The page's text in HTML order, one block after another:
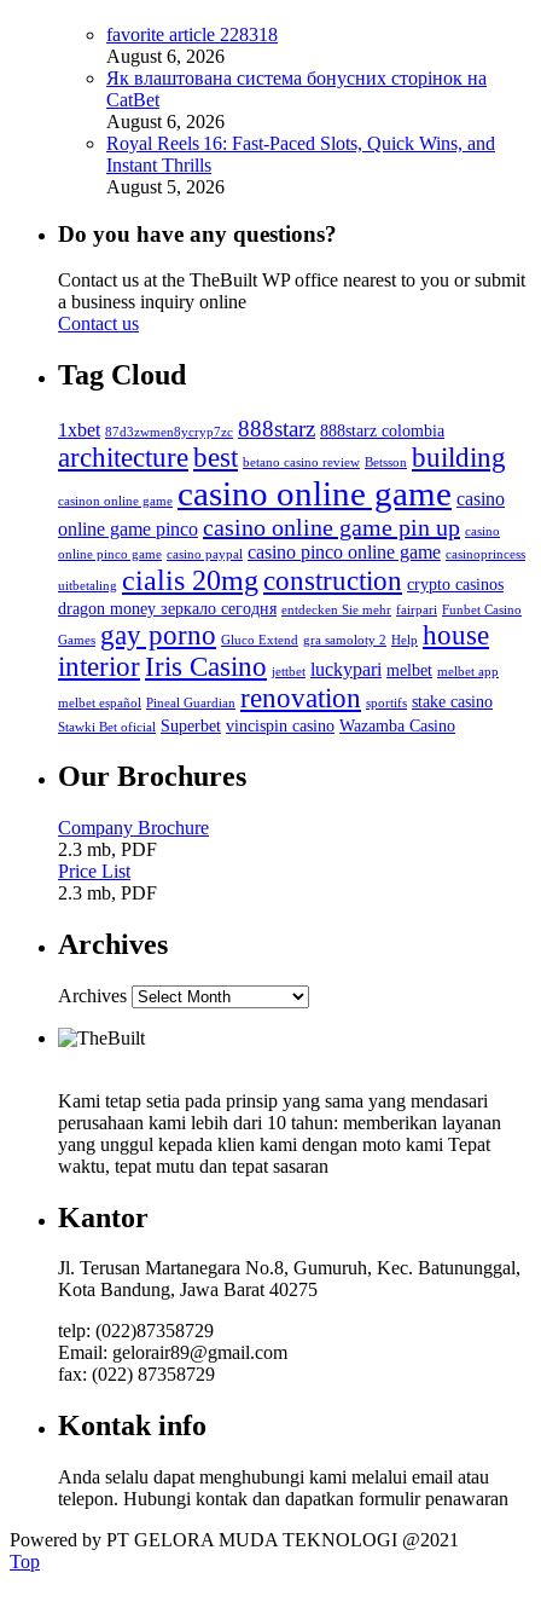
favorite article 228318
August 6, 2026
Як влаштована система бонусних сторінок на
CatBet
August 6, 2026
Royal Reels 16: Fast‑Paced Slots, Quick Wins, and
Instant Thrills
August 5, 2026
Do you have any questions?
Contact us at the TheBuilt WP office nearest to you or submit
a business inquiry online
Contact us
Tag Cloud
1xbet 87d3zwmen8ycryp7zc 888starz 888starz colombia
architecturebest betano casino review Betsson building
casinon online game casino online game casino
online game pinco casino online game pin up casino
online pinco game casino paypal casino pinco online game casinoprincess
uitbetaling cialis 20mg construction crypto casinos
dragon money зеркало сегодня entdecken Sie mehr fairpari Funbet Casino
Games gay porno Gluco Extend gra samoloty 2 Help house
interiorIris Casino jettbet luckypari melbet melbet app
melbet español Pineal Guardian renovation sportifs stake casino
Stawki Bet oficial Superbet vincispin casino Wazamba Casino
Our Brochures
Company Brochure
2.3 mb, PDF
Price List
2.3 mb, PDF
Archives
Archives
Kami tetap setia pada prinsip yang sama yang mendasari
perusahaan kami lebih dari 10 tahun: memberikan layanan
yang unggul kepada klien kami dengan moto kami Tepat
waktu, tepat mutu dan tepat sasaran
Kantor
Jl. Terusan Martanegara No.8, Gumuruh, Kec. Batununggal,
Kota Bandung, Jawa Barat 40275
telp: (022)87358729
Email: gelorair89@gmail.com
fax: (022) 87358729
Kontak info
Anda selalu dapat menghubungi kami melalui email atau
telepon. Hubungi kontak dan dapatkan formulir penawaran
Powered by PT GELORA MUDA TEKNOLOGI @2021
Top